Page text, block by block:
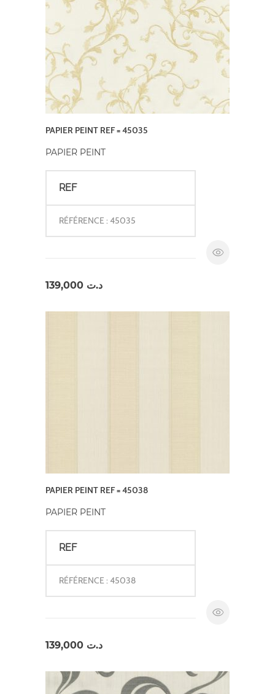
PAPIER PEINT REF = 45035
PAPIER PEINT
REF
RÉFÉRENCE : 45035
د.ت
PAPIER PEINT REF = 45038
PAPIER PEINT
REF
RÉFÉRENCE : 45038
د.ت